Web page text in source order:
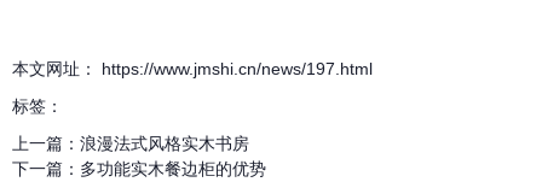
本文网址： https://www.jmshi.cn/news/197.html
标签：
上一篇： 浪漫法式风格实木书房
下一篇： 多功能实木餐边柜的优势